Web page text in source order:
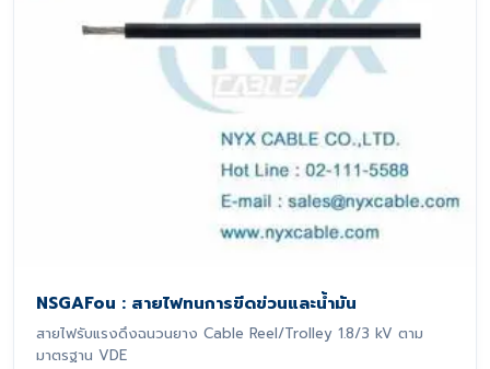
NSGAFou : สายไฟทนการขีดข่วนและน้ำมัน
สายไฟรับแรงดึงฉนวนยาง Cable Reel/Trolley 1.8/3 kV ตาม
มาตรฐาน VDE